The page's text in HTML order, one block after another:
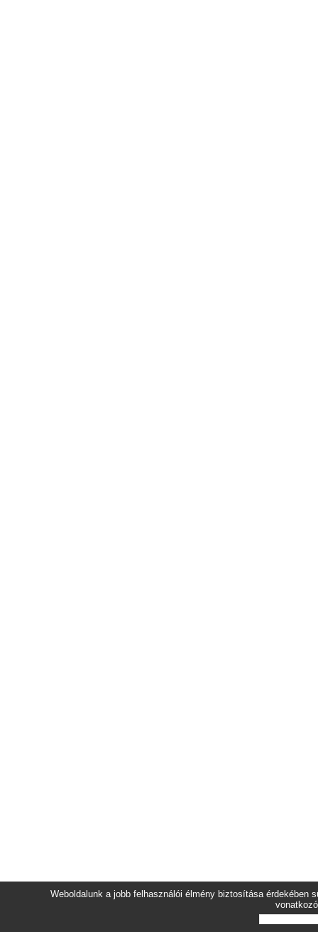
Weboldalunk a jobb felhasználói élmény biztosítása érdekében